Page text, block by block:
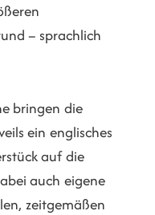
– sprachlich
bringen die
ein englisches
auf die
auch eigene
zeitgemäßen